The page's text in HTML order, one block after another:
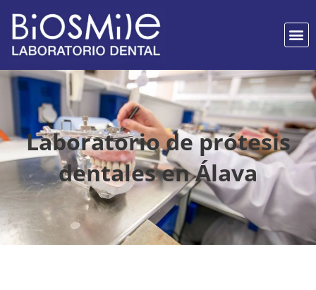
Laboratorio de prótesis
dentales en Álava